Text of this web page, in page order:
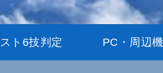
スト6技判定 PC・周辺